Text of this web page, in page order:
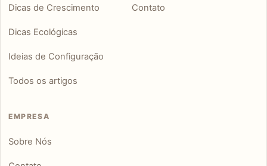
Dicas de Crescimento
Dicas Ecológicas
Ideias de Configuração
Todos os artigos
Contato
EMPRESA
Sobre Nós